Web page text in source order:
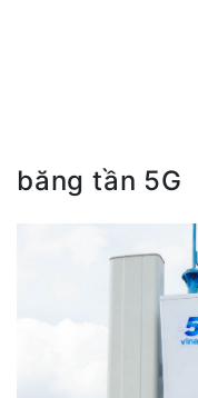
băng tần 5G